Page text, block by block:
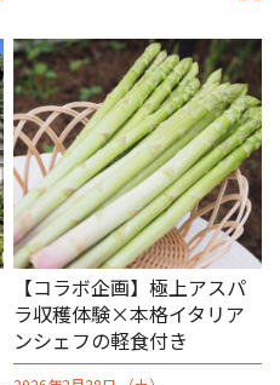
【コラボ企画】極上アスパ
ラ収穫体験×本格イタリア
ンシェフの軽食付き